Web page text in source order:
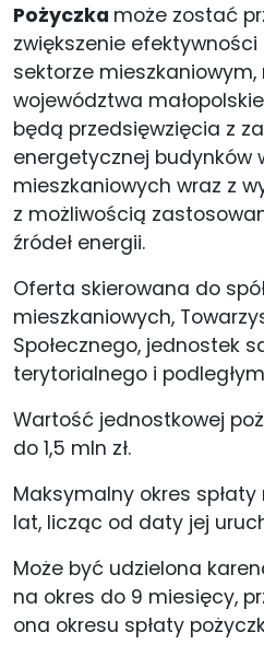
Pożyczka może zostać
zwiększenie
sektorze
województwa
będą przedsięwzięcia z
energetycznej budynków
mieszkaniowych wraz z
z możliwością
źródeł energii.
Oferta skierowana do
mieszkaniowych,
Społecznego, jednostek
terytorialnego i
Wartość jednostkowej
do 1,5 mln zł.
Maksymalny okres spłaty
lat, licząc od daty jej
Może być udzielona
na okres do 9 miesięcy,
ona okresu spłaty